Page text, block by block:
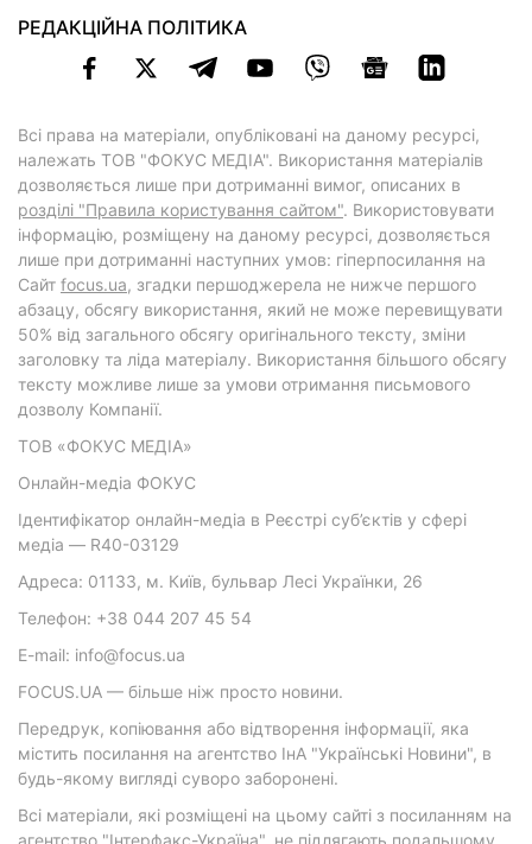
РЕДАКЦІЙНА ПОЛІТИКА
Всі права на матеріали, опубліковані на даному ресурсі,
належать ТОВ "ФОКУС МЕДІА". Використання матеріалів
дозволяється лише при дотриманні вимог, описаних в
розділі "Правила користування сайтом". Використовувати
інформацію, розміщену на даному ресурсі, дозволяється
лише при дотриманні наступних умов: гіперпосилання на
Cайт focus.ua, згадки першоджерела не нижче першого
абзацу, обсягу використання, який не може перевищувати
50% від загального обсягу оригінального тексту, зміни
заголовку та ліда матеріалу. Використання більшого обсягу
тексту можливе лише за умови отримання письмового
дозволу Компанії.
ТОВ «ФОКУС МЕДІА»
Онлайн-медіа ФОКУС
Ідентифікатор онлайн-медіа в Реєстрі суб’єктів у сфері
медіа — R40-03129
Адреса: 01133, м. Київ, бульвар Лесі Українки, 26
Телефон: +38 044 207 45 54
E-mail: info@focus.ua
FOCUS.UA — більше ніж просто новини.
Передрук, копіювання або відтворення інформації, яка
містить посилання на агентство ІнА "Українські Новини", в
будь-якому вигляді суворо заборонені.
Всі матеріали, які розміщені на цьому сайті з посиланням на